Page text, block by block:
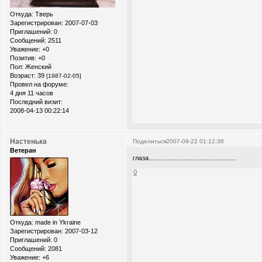
Откуда: Тверь
Зарегистрирован: 2007-07-03
Приглашений: 0
Сообщений: 2511
Уважение: +0
Позитив: +0
Пол: Женский
Возраст: 39 [1987-02-05]
Провел на форуме:
4 дня 11 часов
Последний визит:
2008-04-13 00:22:14
Поделиться2007-09-22 01:12:36
Настенька
Ветеран
Откуда: made in Ykraine
Зарегистрирован: 2007-03-12
Приглашений: 0
Сообщений: 2081
Уважение: +6
глаза..................................................
0